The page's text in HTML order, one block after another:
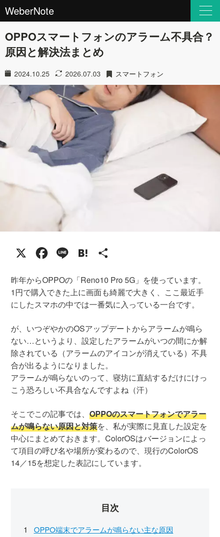
WeberNote
OPPOスマートフォンのアラーム不具合？
原因と解決法まとめ
2024.10.25 2026.07.03 スマートフォン
X Facebook
LineHatena
昨年からOPPOの「Reno10 Pro 5G」を使っています。
1円で購入できた上に画面も綺麗で大きく、ここ最近手
にしたスマホの中では一番気に入っている一台です。
が、いつぞやかのOSアップデートからアラームが鳴ら
ない…というより、設定したアラームがいつの間にか解
除されている（アラームのアイコンが消えている）不具
合が出るようになりました。
アラームが鳴らないのって、寝坊に直結するだけにけっ
こう恐ろしい不具合なんですよね（汗）
そこでこの記事では、OPPOのスマートフォンでアラー
ムが鳴らない原因と対策を、私が実際に見直した設定を
中心にまとめておきます。ColorOSはバージョンによっ
て項目の呼び名や場所が変わるので、現行のColorOS
14／15を想定した表記にしています。
目次
OPPO端末でアラームが鳴らない主な原因